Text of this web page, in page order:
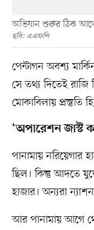
অভিযান শুরুর ঠিক আগে
ছবি: এএফপি
পেন্টাগন অবশ্য
সে তথ্য দিতেই রাজি
মোকাবিলায় প্রস্তুতি
‘অপারেশন জাস্ট
পানামায় নরিয়েগার
ছিল। কিন্তু আদতে
হাজার। অন্যরা
আর পানামায় আগে